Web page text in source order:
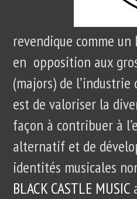
revendique comme
en opposition aux
(majors) de l’industrie
est de valoriser la
façon à contribuer à
alternatif et de
identités musicales
BLACK CASTLE MUSIC